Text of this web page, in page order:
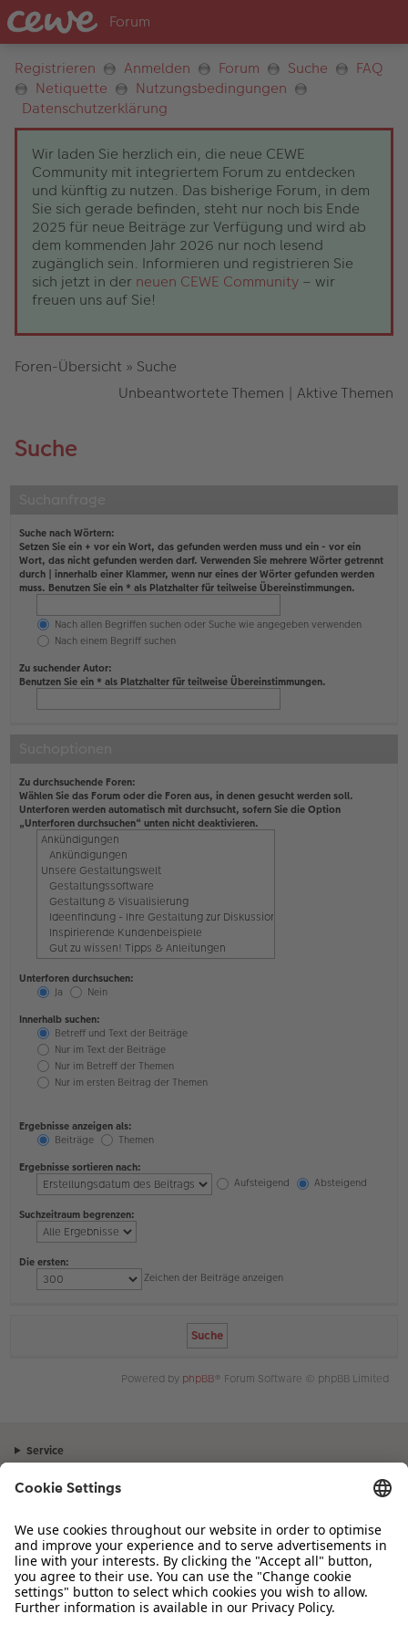
Registrieren Anmelden Forum Suche
FAQ
Netiquette
Nutzungsbedingungen
Datenschutzerklärung
Wir laden Sie herzlich ein, die neue CEWE
Community mit integriertem Forum zu entdecken
und künftig zu nutzen. Das bisherige Forum, in dem
Sie sich gerade befinden, steht nur noch bis Ende
2025 für neue Beiträge zur Verfügung und wird ab
dem kommenden Jahr 2026 nur noch lesend
zugänglich sein. Informieren und registrieren Sie
sich jetzt in der neuen CEWE Community – wir
freuen uns auf Sie!
Foren-Übersicht » Suche
Unbeantwortete Themen | Aktive Themen
Suche
Suche nach Wörtern:
Setzen Sie ein + vor ein Wort, das gefunden werden muss und ein - vor ein
Wort, das nicht gefunden werden darf. Verwenden Sie mehrere Wörter getrennt
durch | innerhalb einer Klammer, wenn nur eines der Wörter gefunden werden
muss. Benutzen Sie ein * als Platzhalter für teilweise Übereinstimmungen.
Nach allen Begriffen suchen oder Suche wie angegeben verwenden
Nach einem Begriff suchen
Zu suchender Autor:
Benutzen Sie ein * als Platzhalter für teilweise Übereinstimmungen.
Zu durchsuchende Foren:
Wählen Sie das Forum oder die Foren aus, in denen gesucht werden soll.
Unterforen werden automatisch mit durchsucht, sofern Sie die Option
„Unterforen durchsuchen“ unten nicht deaktivieren.
Unterforen durchsuchen:
Ja
Nein
Innerhalb suchen:
Betreff und Text der Beiträge
Nur im Text der Beiträge
Nur im Betreff der Themen
Nur im ersten Beitrag der Themen
Ergebnisse anzeigen als:
Beiträge
Themen
Ergebnisse sortieren nach:
Aufsteigend
Absteigend
Suchzeitraum begrenzen:
Die ersten:
Zeichen der Beiträge anzeigen
Powered by phpBB® Forum Software © phpBB Limited
Service
Sortiment
Inspiration